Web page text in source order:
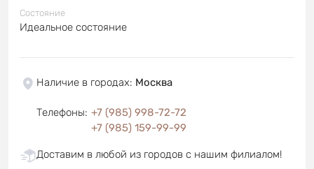
Состояние
Идеальное состояние
Наличие в городах: Москва
Телефоны: +7 (985) 998-72-72
+7 (985) 159-99-99
Доставим в любой из городов с нашим филиалом!